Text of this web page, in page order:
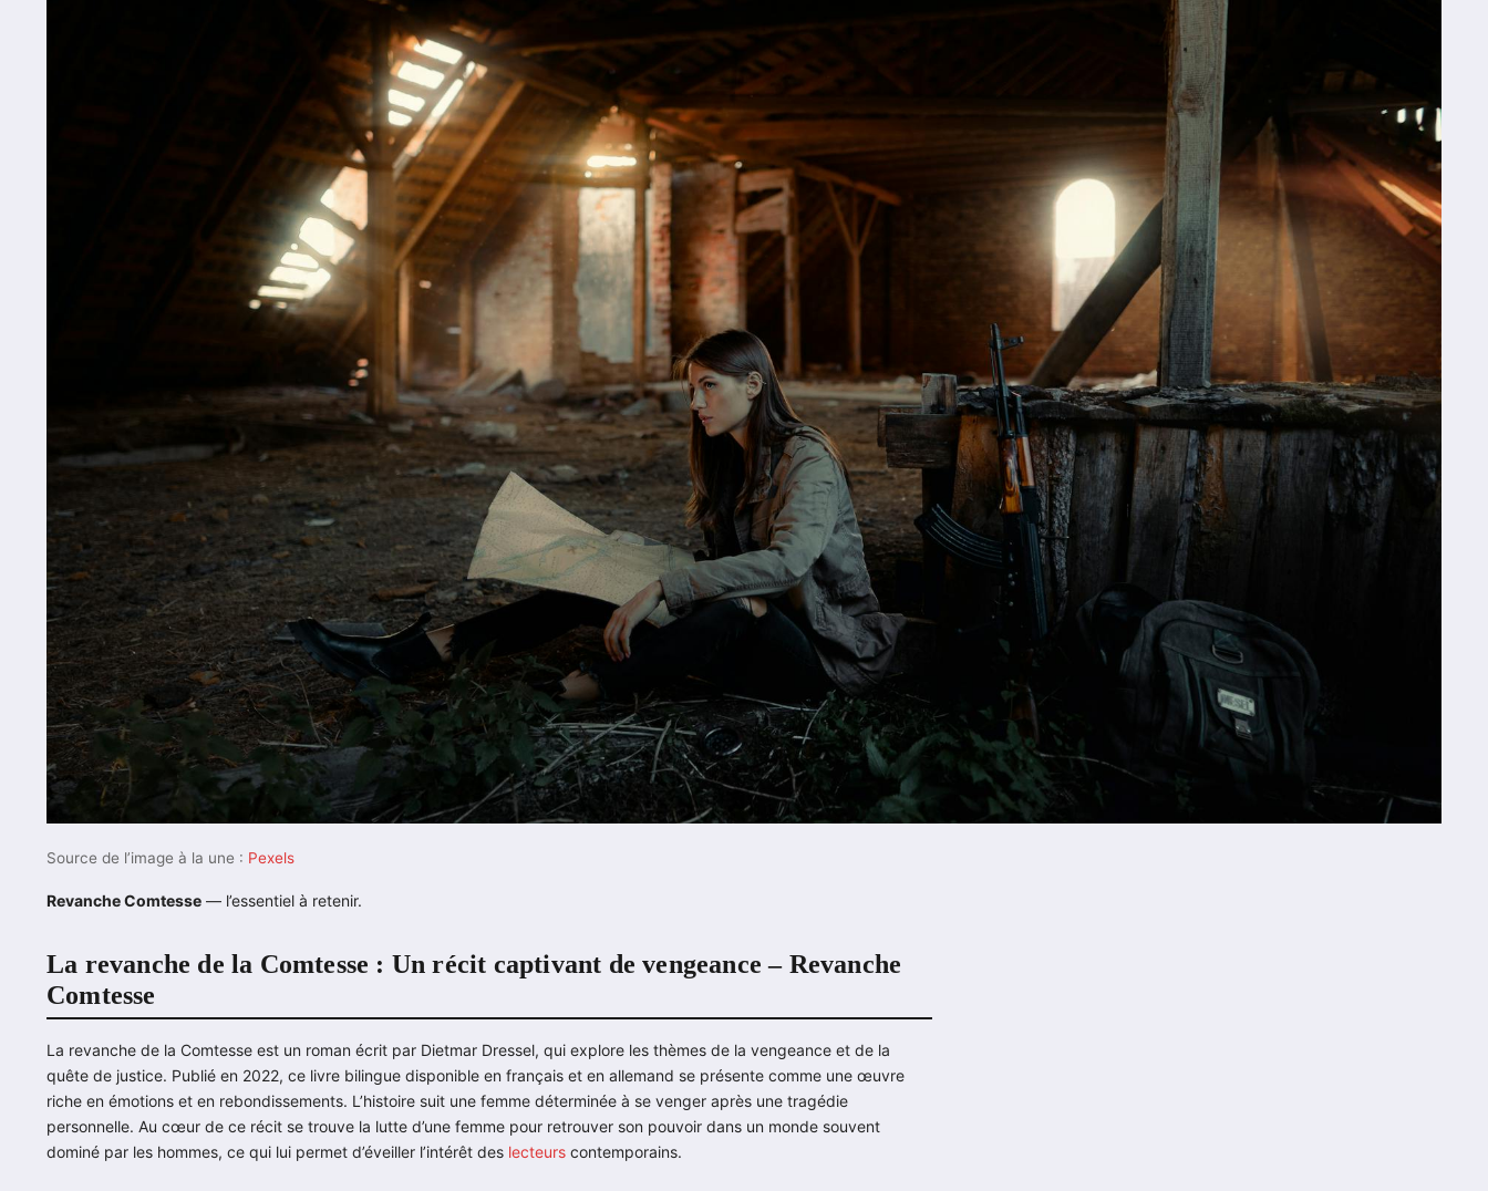
Source de l’image à la une : Pexels
Revanche Comtesse — l’essentiel à retenir.
La revanche de la Comtesse : Un récit captivant de vengeance – Revanche
Comtesse
La revanche de la Comtesse est un roman écrit par Dietmar Dressel, qui explore les thèmes de la vengeance et de la
quête de justice. Publié en 2022, ce livre bilingue disponible en français et en allemand se présente comme une œuvre
riche en émotions et en rebondissements. L’histoire suit une femme déterminée à se venger après une tragédie
personnelle. Au cœur de ce récit se trouve la lutte d’une femme pour retrouver son pouvoir dans un monde souvent
dominé par les hommes, ce qui lui permet d’éveiller l’intérêt des lecteurs contemporains.